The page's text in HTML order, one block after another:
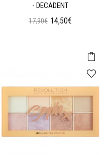
- DECADENT
17,90€ 14,50€